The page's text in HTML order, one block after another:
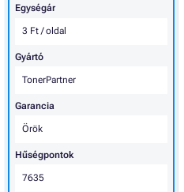
Egységár
3 Ft / oldal
Gyártó
TonerPartner
Garancia
Örök
Hűségpontok
7635